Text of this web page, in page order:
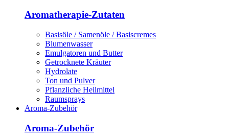
Aromatherapie-Zutaten
Basisöle / Samenöle / Basiscremes
Blumenwasser
Emulgatoren und Butter
Getrocknete Kräuter
Hydrolate
Ton und Pulver
Pflanzliche Heilmittel
Raumsprays
Aroma-Zubehör
Aroma-Zubehör